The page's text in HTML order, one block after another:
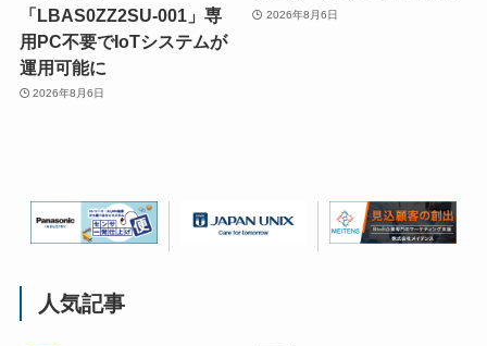
「LBAS0ZZ2SU-001」専
用PC不要でIoTシステムが
運用可能に
2026年8月6日
2026年8月6日
人気記事